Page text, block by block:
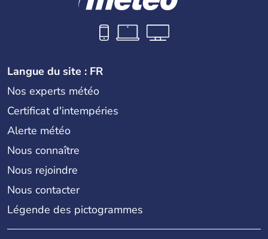
Langue du site : FR
Nos experts météo
Certificat d'intempéries
Alerte météo
Nous connaître
Nous rejoindre
Nous contacter
Légende des pictogrammes